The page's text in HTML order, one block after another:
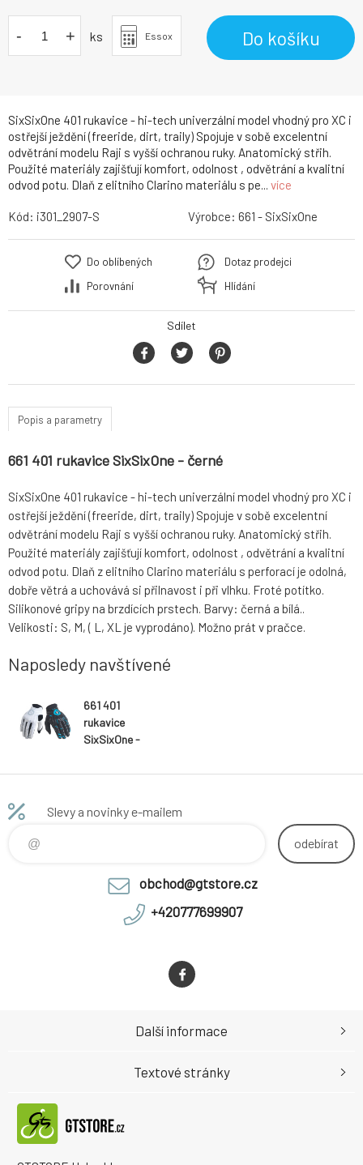
SixSixOne 401 rukavice - hi-tech univerzální model vhodný pro XC i
ostřejší ježdění (freeride, dirt, traily) Spojuje v sobě excelentní
odvětrání modelu Raji s vyšší ochranou ruky. Anatomický střih.
Použité materiály zajišťují komfort, odolnost , odvětrání a kvalitní
odvod potu. Dlaň z elitního Clarino materiálu s pe... více
- + ks Essox Do košíku
Kód: i301_2907-S Výrobce: 661 - SixSixOne
Do oblíbených
Porovnání
Dotaz prodejci
Hlídání
Sdílet
Popis a parametry
661 401 rukavice SixSixOne - černé
SixSixOne 401 rukavice - hi-tech univerzální model vhodný pro XC i
ostřejší ježdění (freeride, dirt, traily) Spojuje v sobě excelentní
odvětrání modelu Raji s vyšší ochranou ruky. Anatomický střih.
Použité materiály zajišťují komfort, odolnost , odvětrání a kvalitní
odvod potu. Dlaň z elitního Clarino materiálu s perforací je odolná,
dobře větrá a uchovává si přilnavost i při vlhku. Froté potítko.
Silikonové gripy na brzdících prstech. Barvy: černá a bílá..
Velikosti: S, M, ( L, XL je vyprodáno). Možno prát v pračce.
Naposledy navštívené
661 401
rukavice
SixSixOne -
Slevy a novinky e-mailem
odebírat
obchod@gtstore.cz
+420777699907
Další informace
Textové stránky